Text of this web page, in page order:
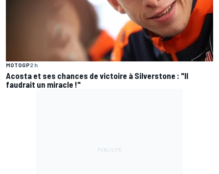
MOTOGP2 h
Acosta et ses chances de victoire à Silverstone : "Il
faudrait un miracle !"